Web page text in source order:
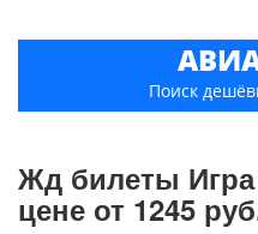
Поиск
Жд билеты
цене от 1245